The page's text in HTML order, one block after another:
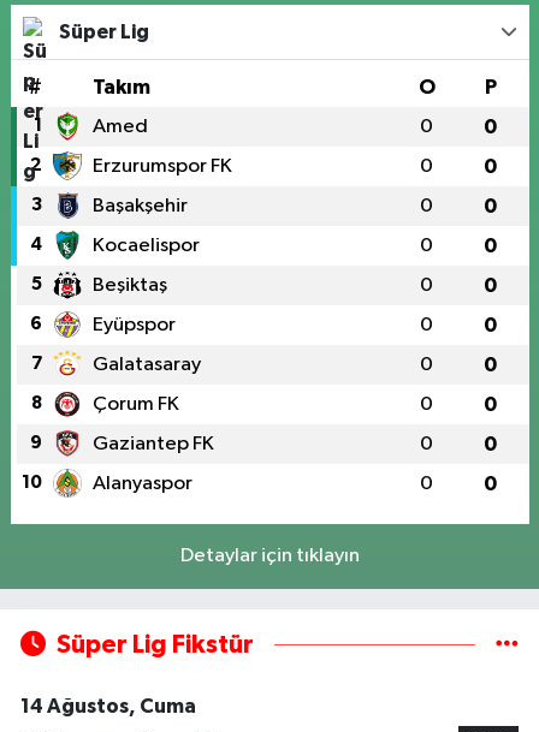
Süper Lig
# Takım O P
1 Amed 0 0
2 Erzurumspor FK 0 0
3 Başakşehir 0 0
4 Kocaelispor 0 0
5 Beşiktaş 0 0
6 Eyüpspor 0 0
7 Galatasaray 0 0
8 Çorum FK 0 0
9 Gaziantep FK 0 0
10 Alanyaspor 0 0
Detaylar için tıklayın
Süper Lig Fikstür
14 Ağustos, Cuma